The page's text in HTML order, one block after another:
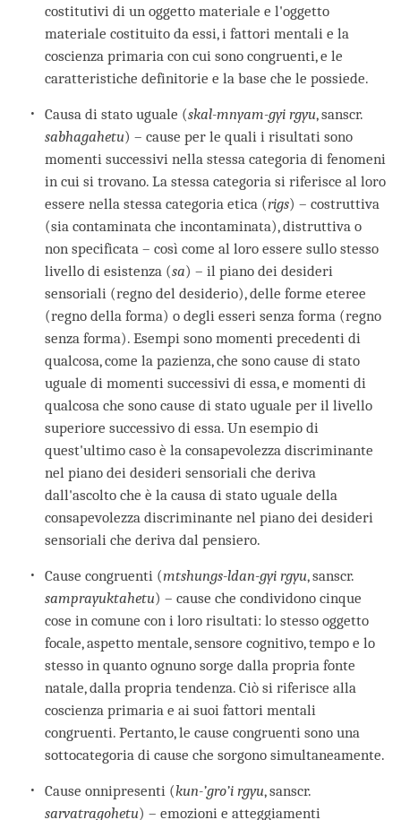
costitutivi di un oggetto materiale e l'oggetto
materiale costituito da essi, i fattori mentali e la
coscienza primaria con cui sono congruenti, e le
caratteristiche definitorie e la base che le possiede.
Causa di stato uguale (skal-mnyam-gyi rgyu, sanscr.
sabhagahetu) – cause per le quali i risultati sono
momenti successivi nella stessa categoria di fenomeni
in cui si trovano. La stessa categoria si riferisce al loro
essere nella stessa categoria etica (rigs) – costruttiva
(sia contaminata che incontaminata), distruttiva o
non specificata – così come al loro essere sullo stesso
livello di esistenza (sa) – il piano dei desideri
sensoriali (regno del desiderio), delle forme eteree
(regno della forma) o degli esseri senza forma (regno
senza forma). Esempi sono momenti precedenti di
qualcosa, come la pazienza, che sono cause di stato
uguale di momenti successivi di essa, e momenti di
qualcosa che sono cause di stato uguale per il livello
superiore successivo di essa. Un esempio di
quest'ultimo caso è la consapevolezza discriminante
nel piano dei desideri sensoriali che deriva
dall'ascolto che è la causa di stato uguale della
consapevolezza discriminante nel piano dei desideri
sensoriali che deriva dal pensiero.
Cause congruenti (mtshungs-ldan-gyi rgyu, sanscr.
samprayuktahetu) – cause che condividono cinque
cose in comune con i loro risultati: lo stesso oggetto
focale, aspetto mentale, sensore cognitivo, tempo e lo
stesso in quanto ognuno sorge dalla propria fonte
natale, dalla propria tendenza. Ciò si riferisce alla
coscienza primaria e ai suoi fattori mentali
congruenti. Pertanto, le cause congruenti sono una
sottocategoria di cause che sorgono simultaneamente.
Cause onnipresenti (kun-’gro’i rgyu, sanscr.
sarvatragohetu) – emozioni e atteggiamenti